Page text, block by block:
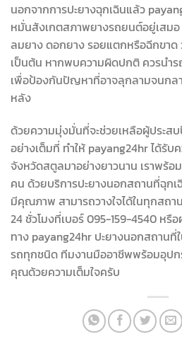
นอกจากการปะยางฉุกเฉินแล้ว
หมั่นสังเกตสภาพยางรถยนต์อยู่เสมอ
ลมยาง ดอกยาง รอยแตกหรือฉีกขา
เป็นต้น หากพบความผิดปกติ ควรนำร
เพื่อป้องกันปัญหาที่อาจลุกลามจนกล
หลัง
ด้วยความมุ่งมั่นที่จะช่วยเหลือผู้ประ
อย่างเต็มที่ ทำให้ payang24hr ได้รับ
จังหวัดสตูลมาอย่างยาวนาน เราพร้
คน ด้วยบริการปะยางนอกสถานที่ฉุก
มีคุณภาพ สามารถวางใจได้ในทุกสถ
24 ชั่วโมงที่เบอร์ 095-159-4540 หรื
ทาง payang24hr ปะยางนอกสถาน
รถทุกชนิด ทีมงานมืออาชีพพร้อมอุป
คุณด้วยความเต็มใจครับ